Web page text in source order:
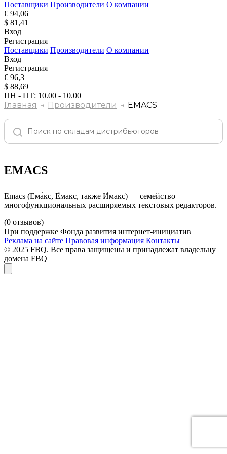
Поставщики Производители О компании
€ 94,06
$ 81,41
Вход
Регистрация
Поставщики Производители О компании
Вход
Регистрация
€ 96,3
$ 88,69
ПН - ПТ: 10.00 - 10.00
Главная Производители EMACS
EMACS
Emacs (Ема́кс, Е́макс, также И́макс) — семейство
многофункциональных расширяемых текстовых редакторов.
(0 отзывов)
При поддержке Фонда развития интернет-инициатив
Реклама на сайте Правовая информация Контакты
© 2025 FBQ. Все права защищены и принадлежат владельцу
домена FBQ